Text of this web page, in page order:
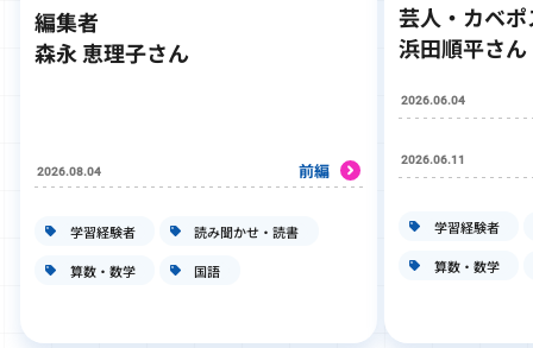
編集者
森永 恵理子さん
2026.08.04 前編
学習経験者 読み聞かせ・読書
算数・数学 国語
芸人・カベ
浜田順平さん
2026.06.04
2026.06.11
学習経験者
算数・数学